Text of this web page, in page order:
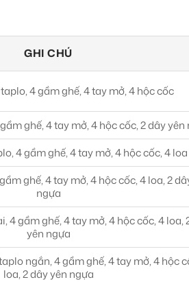
GHI CHÚ
4 gầm ghế, 4 tay mở, 4 hộc cốc
ghế, 4 tay mở, 4 hộc cốc, 2 dây yên
4 gầm ghế, 4 tay mở, 4 hộc cốc, 4 loa
ghế, 4 tay mở, 4 hộc cốc, 4 loa, 2
ngựa
4 gầm ghế, 4 tay mở, 4 hộc cốc, 4 loa,
yên ngựa
ngắn, 4 gầm ghế, 4 tay mở, 4 hộc
loa, 2 dây yên ngựa